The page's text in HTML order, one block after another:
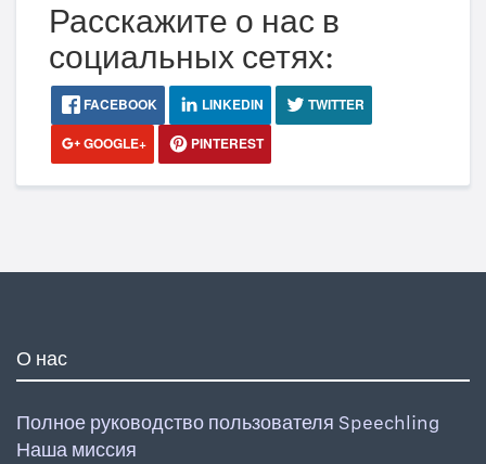
Расскажите о нас в
социальных сетях:
FACEBOOK LINKEDIN
TWITTER
GOOGLE+
PINTEREST
О нас
Полное руководство пользователя Speechling
Наша миссия